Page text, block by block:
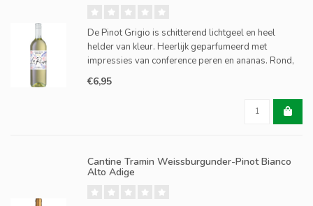
De Pinot Grigio is schitterend lichtgeel en heel
helder van kleur. Heerlijk geparfumeerd met
impressies van conference peren en ananas. Rond,
zacht en fris in de mond, met sappige peren,
nectarines en witte pruim, en een aantrekkelijk
€6,95
Cantine Tramin Weissburgunder-Pinot Bianco
Alto Adige